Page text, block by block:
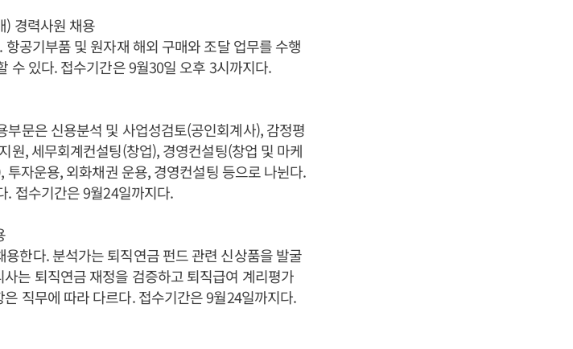
경력사원 채용
공기부품 및 원자재 해외 구매와 조달 업무를 수행
수 있다. 접수기간은 9월30일 오후 3시까지다.
문은 신용분석 및 사업성검토(공인회계사), 감정평
원, 세무회계컨설팅(창업), 경영컨설팅(창업 및 마케
자운용, 외화채권 운용, 경영컨설팅 등으로 나뉜다.
. 접수기간은 9월24일까지다.
한다. 분석가는 퇴직연금 펀드 관련 신상품을 발굴
는 퇴직연금 재정을 검증하고 퇴직급여 계리평가
직무에 따라 다르다. 접수기간은 9월24일까지다.